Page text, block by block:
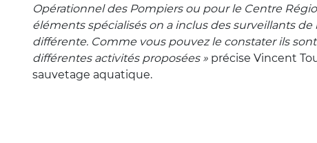
Opérationnel des Pompiers ou pour le Centre
éléments spécialisés on a inclus des surveillants
différente. Comme vous pouvez le constater ils
différentes activités proposées » précise Vincent
sauvetage aquatique.